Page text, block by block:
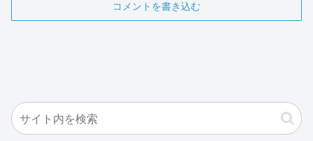
コメントを書き込む